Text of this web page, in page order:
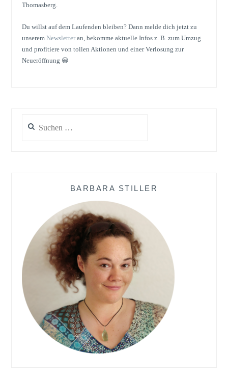
Thomasberg.
Du willst auf dem Laufenden bleiben? Dann melde dich jetzt zu
unseremNewsletteran, bekomme aktuelle Infos z. B. zum Umzug
und profitiere von tollen Aktionen und einer Verlosung zur
Neueröffnung 😀
nach:
BARBARA STILLER